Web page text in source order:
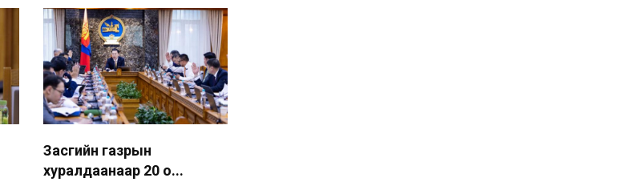
Засгийн газрын
хуралдаанаар 20 о...